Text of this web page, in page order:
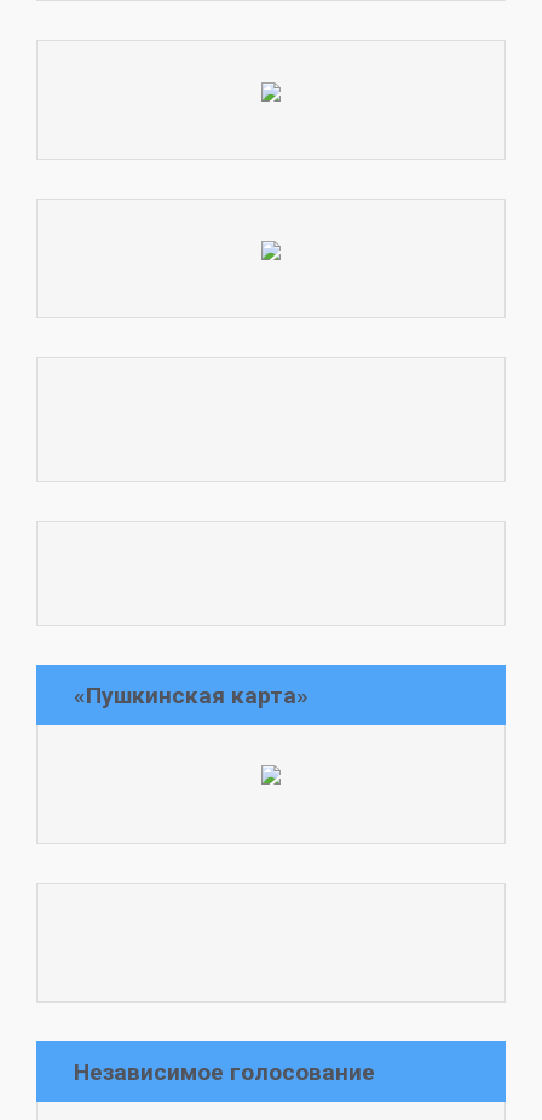
«Пушкинская карта»
Независимое голосование